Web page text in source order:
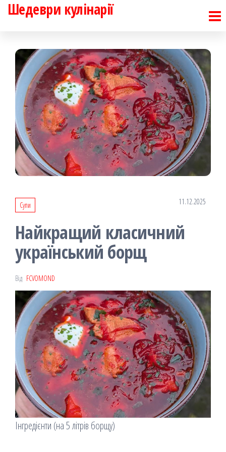
Перейти
Шедеври кулінарії
Супи 11.12.2025
Найкращий класичний
український борщ
Від FCVOMOND
Інгредієнти (на 5 літрів борщу)